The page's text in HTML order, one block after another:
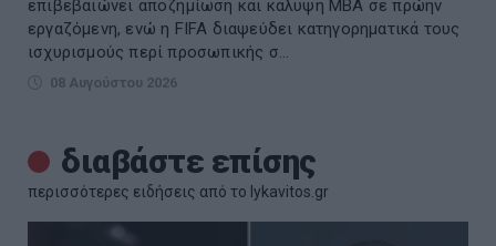
επιβεβαιώνει αποζημίωση και κάλυψη MBA σε πρώην
εργαζόμενη, ενώ η FIFA διαψεύδει κατηγορηματικά τους
ισχυρισμούς περί προσωπικής σ...
08 Αυγούστου 2026
διαβάστε επίσης
περισσότερες ειδήσεις από το lykavitos.gr